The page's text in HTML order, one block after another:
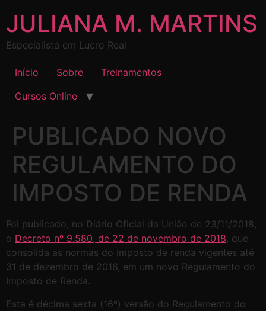
JULIANA M. MARTINS
Especialista em Lucro Real
Início Sobre
Treinamentos
Cursos Online
PUBLICADO NOVO
REGULAMENTO DO
IMPOSTO DE RENDA
Foi publicado, no Diário Oficial da União de 23/11/2018,
o Decreto nº 9.580, de 22 de novembro de 2018, que
consolida as normas do imposto de renda vigentes até
31 de dezembro de 2016, em um novo Regulamento do
Imposto de Renda.
Esta é décima sexta (16º) versão do Regulamento do